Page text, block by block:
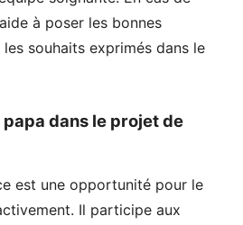
à poser les bonnes
souhaits exprimés dans le
papa dans le projet de
est une opportunité pour le
Il participe aux